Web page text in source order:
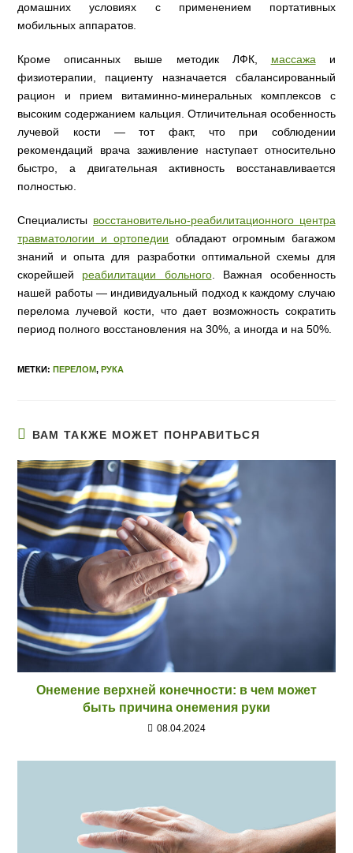
домашних условиях с применением портативных
мобильных аппаратов.
Кроме описанных выше методик ЛФК, массажаи
физиотерапии, пациенту назначается сбалансированный
рацион и прием витаминно-минеральных комплексов с
высоким содержанием кальция. Отличительная особенность
лучевой кости — тот факт, что при соблюдении
рекомендаций врача заживление наступает относительно
быстро, а двигательная активность восстанавливается
полностью.
Специалисты восстановительно-реабилитационного центра
травматологии и ортопедии обладают огромным багажом
знаний и опыта для разработки оптимальной схемы для
скорейшей реабилитации больного. Важная особенность
нашей работы — индивидуальный подход к каждому случаю
перелома лучевой кости, что дает возможность сократить
период полного восстановления на 30%, а иногда и на 50%.
МЕТКИ: ПЕРЕЛОМ, РУКА
ВАМ ТАКЖЕ МОЖЕТ ПОНРАВИТЬСЯ
Онемение верхней конечности: в чем может
быть причина онемения руки
08.04.2024